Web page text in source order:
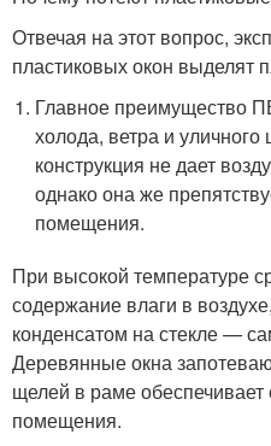
Отвечая на этот вопрос,
пластиковых окон выделят
Главное преимущество
холода, ветра и
конструкция не дает
однако она же
помещения.
При высокой температуре
содержание влаги в
конденсатом на стекле —
Деревянные окна
щелей в раме
помещения.